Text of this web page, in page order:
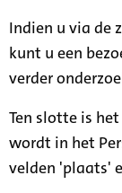
Indien u via de
kunt u een
verder
Ten slotte is
wordt in het
velden 'plaats'